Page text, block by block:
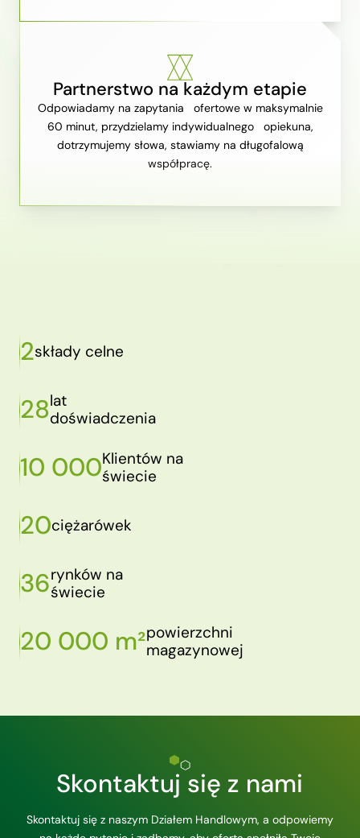
Partnerstwo na każdym etapie
Odpowiadamy na zapytania ofertowe w maksymalnie
60 minut, przydzielamy indywidualnego opiekuna,
dotrzymujemy słowa, stawiamy na długofalową
współpracę.
2składy celne
28lat
doświadczenia
10 000Klientów na
świecie
20ciężarówek
36rynków na
świecie
20 000 m²powierzchni
magazynowej
Skontaktuj się z nami
Skontaktuj się z naszym Działem Handlowym, a odpowiemy